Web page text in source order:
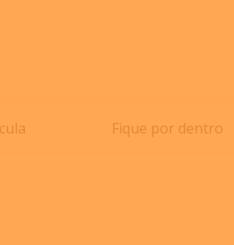
Fique por dentro